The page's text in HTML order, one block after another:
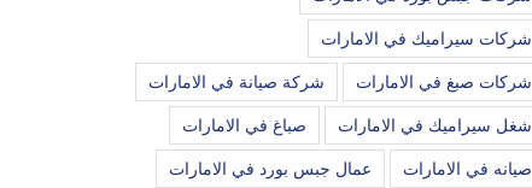
شركات سيراميك في الامارات
شركات صبغ في الامارات شركة صيانة في الامارات
شغل سيراميك في الامارات صباغ في الامارات
صيانه في الامارات عمال جبس بورد في الامارات